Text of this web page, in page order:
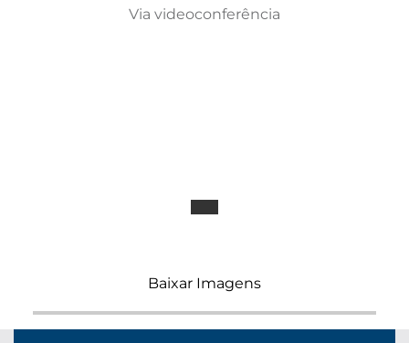
Via videoconferência
Baixar Imagens